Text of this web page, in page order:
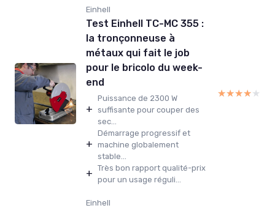
Einhell
Test Einhell TC-MC 355 :
la tronçonneuse à
métaux qui fait le job
pour le bricolo du week-
end
+
Puissance de 2300 W
suffisante pour couper des
sec...
+
Démarrage progressif et
machine globalement
stable...
+ Très bon rapport qualité-prix
pour un usage réguli...
★★★★★
★★★★★
Einhell